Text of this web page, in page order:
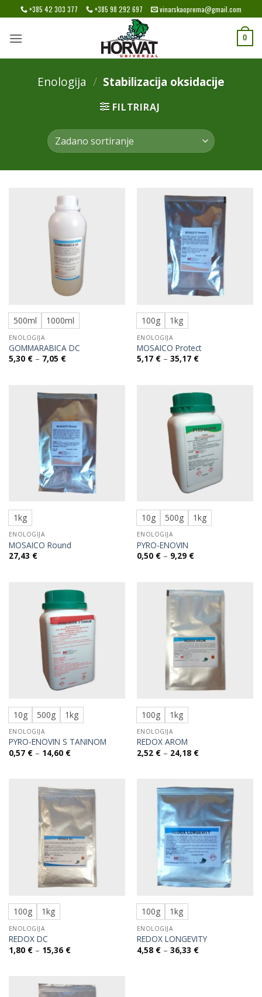
to
content
+385 42 303 377 +385 98 292 697 vinarskaoprema@gmail.com
0
Enologija / Stabilizacija oksidacije
FILTRIRAJ
500ml 1000ml
ENOLOGIJA
GOMMARABICA DC
5,30 € – 7,05 €Raspon
7,05 €
100g 1kg
ENOLOGIJA
MOSAICO Protect
5,17 € – 35,17 €Raspon
do
35,17 €
1kg
ENOLOGIJA
MOSAICO Round
27,43 €
10g 500g 1kg
ENOLOGIJA
PYRO-ENOVIN
0,50 € – 9,29 €Raspon
cijena:
do
9,29 €
10g 500g 1kg
ENOLOGIJA
PYRO-ENOVIN S TANINOM
0,57 € – 14,60 €Raspon
cijena:
14,60 €
100g 1kg
ENOLOGIJA
REDOX AROM
2,52 € – 24,18 €Raspon
cijena:
24,18 €
100g 1kg
ENOLOGIJA
REDOX DC
1,80 € – 15,36 €Raspon
cijena:
15,36 €
100g 1kg
ENOLOGIJA
REDOX LONGEVITY
4,58 € – 36,33 €Raspon
cijena: